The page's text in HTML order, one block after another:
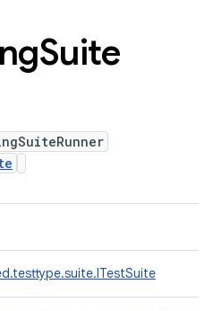
Suite